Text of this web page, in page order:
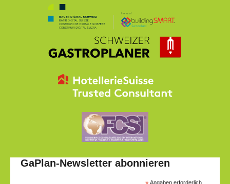
GaPlan-Newsletter abonnieren
Angaben erforderlich